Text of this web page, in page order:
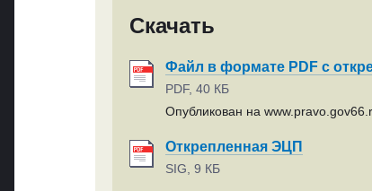
Скачать
Файл в формате PDF с
PDF, 40 КБ
Опубликован на
Открепленная ЭЦП
SIG, 9 КБ